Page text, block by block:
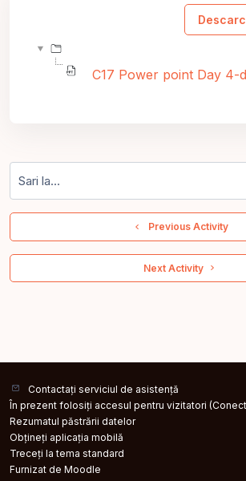
C17 Power point Day 4-
  Previous Activity
Next Activity
Contactați serviciul de asistență
În prezent folosiți accesul pentru vizitatori (
Rezumatul păstrării datelor
Obțineți aplicația mobilă
Treceți la tema standard
Furnizat de Moodle